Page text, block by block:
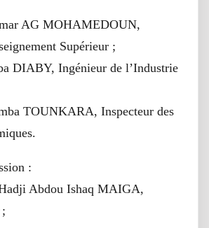
AG MOHAMEDOUN,
Supérieur ;
DIABY, Ingénieur de l’Industrie
TOUNKARA, Inspecteur des
:
Abdou Ishaq MAIGA,